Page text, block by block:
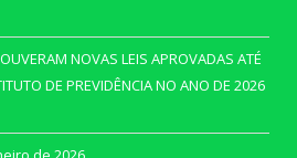
NOVAS LEIS APROVADAS ATÉ
DE PREVIDÊNCIA NO ANO DE 2026